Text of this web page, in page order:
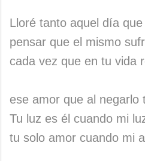
Lloré tanto aquel día
pensar que el mismo
cada vez que en tu vida
ese amor que al negarlo
Tu luz es él cuando mi
tu solo amor cuando mi